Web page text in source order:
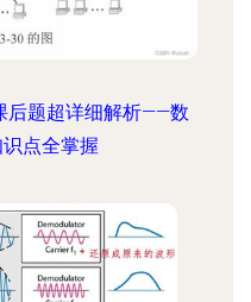
后题超详细解析——数
点全掌握